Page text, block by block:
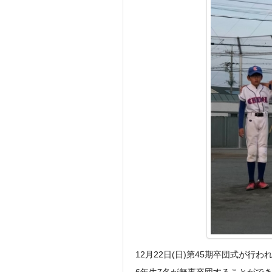
12月22日(日)第45期卒団式が行われ